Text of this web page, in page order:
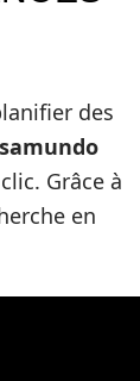
des
Grâce à
en